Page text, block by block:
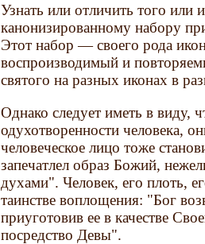
Узнать или отличить того
канонизированному набору
Этот набор — своего рода
воспроизводимый и
святого на разных иконах в
Однако следует иметь в виду,
одухотворенности человека,
человеческое лицо тоже
запечатлел образ Божий,
духами". Человек, его плоть,
таинстве воплощения: "Бог
приуготовив ее в качестве
посредство Девы".